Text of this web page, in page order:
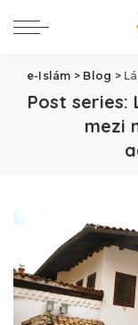
e-Islám > Blog >
Post series:
mezi